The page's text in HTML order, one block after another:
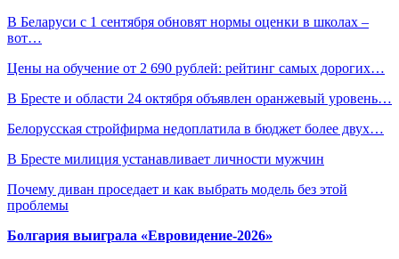
В Беларуси с 1 сентября обновят нормы оценки в школах –
вот…
Цены на обучение от 2 690 рублей: рейтинг самых дорогих…
В Бресте и области 24 октября объявлен оранжевый уровень…
Белорусская стройфирма недоплатила в бюджет более двух…
В Бресте милиция устанавливает личности мужчин
Почему диван проседает и как выбрать модель без этой
проблемы
Болгария выиграла «Евровидение-2026»